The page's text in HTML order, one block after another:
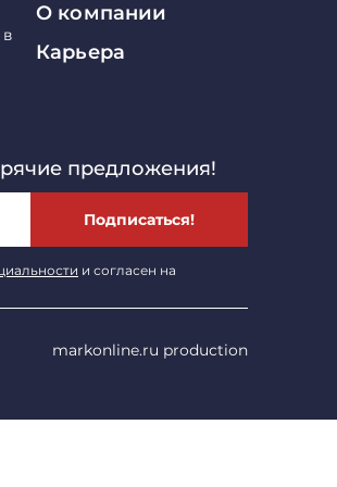
О компании
Карьера
markonline.ru production
предложения!
Подписаться!
и согласен на